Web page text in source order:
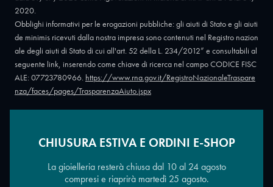
2020.
Obblighi informativi per le erogazioni pubbliche: gli aiuti di Stato e gli aiuti
de minimis ricevuti dalla nostra impresa sono contenuti nel Registro nazion
ale degli aiuti di Stato di cui all'art. 52 della L. 234/2012” e consultabili al
seguente link, inserendo come chiave di ricerca nel campo CODICE FISC
ALE: 07723780966. https://www.rna.gov.it/RegistroNazionaleTraspare
nza/faces/pages/TrasparenzaAiuto.jspx
Copyright © 2026 - Oreficeria Enrico Sali Conti e C. snc - Partita IVA
CHIUSURA ESTIVA E ORDINI E-SHOP
La gioielleria resterà chiusa dal 10 al 24 agosto
compresi e riaprirà martedì 25 agosto.